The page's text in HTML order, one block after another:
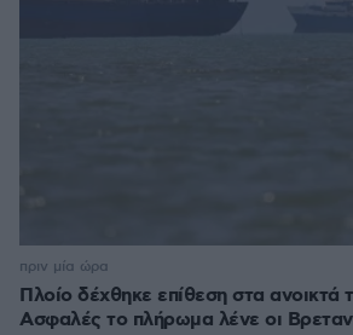
Πλοίο δέχθηκε επίθεση στα
Ασφαλές το πλήρωμα λένε οι
πριν μία ώρα